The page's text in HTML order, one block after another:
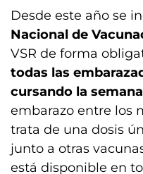
Desde este año se
Nacional de
VSR de forma
todas las
cursando la
embarazo entre los
trata de una dosis
junto a otras
está disponible en